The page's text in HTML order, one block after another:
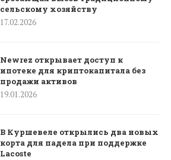
сельскому хозяйству
17.02.2026
Newrez открывает доступ к
ипотеке для криптокапитала без
продажи активов
19.01.2026
В Куршевеле открылись два новых
корта для падела при поддержке
Lacoste